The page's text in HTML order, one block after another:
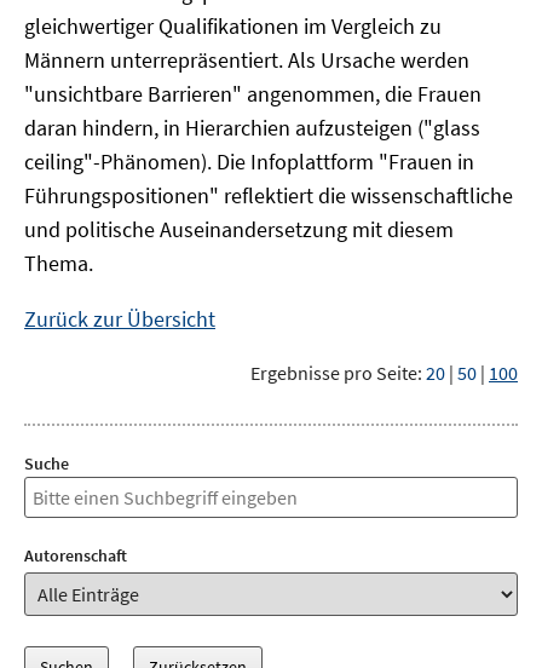
gleichwertiger Qualifikationen im Vergleich zu
Männern unterrepräsentiert. Als Ursache werden
"unsichtbare Barrieren" angenommen, die Frauen
daran hindern, in Hierarchien aufzusteigen ("glass
ceiling"-Phänomen). Die Infoplattform "Frauen in
Führungspositionen" reflektiert die wissenschaftliche
und politische Auseinandersetzung mit diesem
Thema.
Zurück zur Übersicht
Ergebnisse pro Seite: 20 | 50 | 100
Suche
Autorenschaft